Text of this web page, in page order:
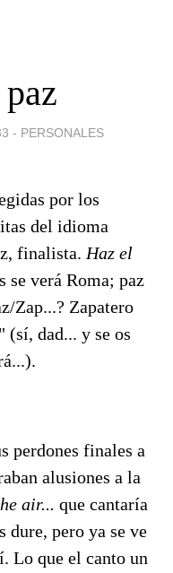
- PERSONALES
por los
del idioma
finalista. Haz el
se verá Roma; paz
Zap...? Zapatero
(sí, dad... y se os
perdones finales a
alusiones a la
air... que cantaría
dure, pero ya se ve
Lo que el canto un